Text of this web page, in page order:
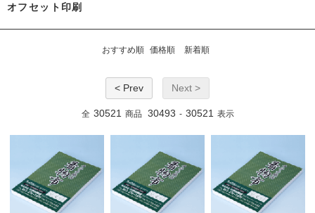
オフセット印刷
おすすめ順 価格順 新着順
< Prev Next >
全 30521 商品 30493 - 30521 表示